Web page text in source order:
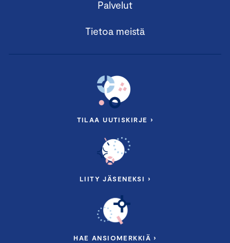
osallistujien kysymyksille. Osallistumislinkki toimitetaan
kaikille ilmoittautuneille viim. päivää ennen.
Palvelut
Tietoa meistä
TILAA UUTISKIRJE ›
LIITY JÄSENEKSI ›
HAE ANSIOMERKKIÄ ›